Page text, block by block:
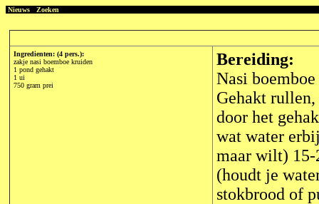
Nieuws Zoeken
Ingredienten: (4 pers.):
zakje nasi boemboe kruiden
1 pond gehakt
1 ui
750 gram prei
Bereiding:
Nasi
Gehakt
door het
wat water
maar wilt) 15-
(houdt je
stokbrood of